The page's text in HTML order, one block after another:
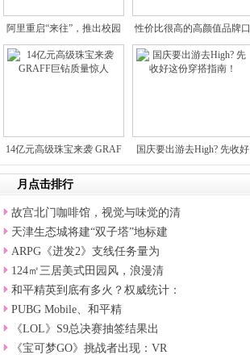
阿里重启“来往”，推出校园
社交
性价比很高的高颜值品牌口
红，滋
14亿元高级珠宝来袭 GRAF 国庆要出游去High? 先收好
月点击排行
故宫北门咖啡馆，视觉与味觉的清
天津生态城将建“双子塔”地标建
ARPG《迸发2》支线任务量为
124㎡三居美式田园风，浪漫清
和平精英到底有多火？权威统计：
PUBG Mobile、和平精
《LOL》S9总决赛抽签结果出
《宝可梦GO》挑战者出现：VR